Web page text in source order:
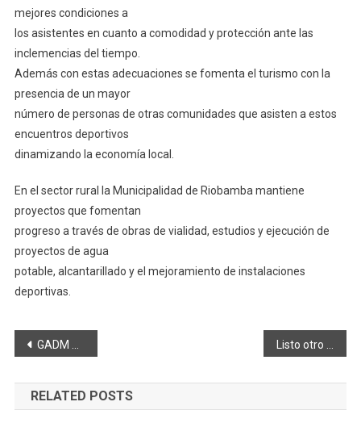
mejores condiciones a
los asistentes en cuanto a comodidad y protección ante las
inclemencias del tiempo.
Además con estas adecuaciones se fomenta el turismo con la
presencia de un mayor
número de personas de otras comunidades que asisten a estos
encuentros deportivos
dinamizando la economía local.
En el sector rural la Municipalidad de Riobamba mantiene
proyectos que fomentan
progreso a través de obras de vialidad, estudios y ejecución de
proyectos de agua
potable, alcantarillado y el mejoramiento de instalaciones
deportivas.
Navegación
de
entradas
GADM apoya al deporte en parroquia Flores
RELATED POSTS